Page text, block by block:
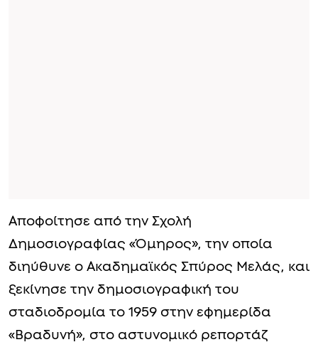
Αποφοίτησε από την Σχολή
Δημοσιογραφίας «Όμηρος», την οποία
διηύθυνε ο Ακαδημαϊκός Σπύρος Μελάς, και
ξεκίνησε την δημοσιογραφική του
σταδιοδρομία το 1959 στην εφημερίδα
«Βραδυνή», στο αστυνομικό ρεπορτάζ